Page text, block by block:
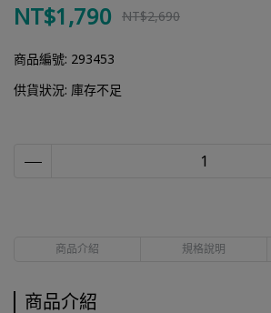
NT$1,790 NT$2,690
商品編號: 293453
供貨狀況: 庫存不足
商品介紹 規格說明
商品介紹